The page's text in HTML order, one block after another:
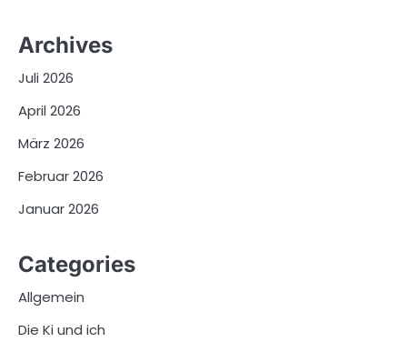
Archives
Juli 2026
April 2026
März 2026
Februar 2026
Januar 2026
Categories
Allgemein
Die Ki und ich